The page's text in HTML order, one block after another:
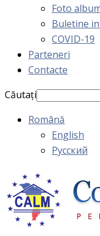
Foto
Buletine
COVID-19
Parteneri
Contacte
Căutați
Română
English
Русский